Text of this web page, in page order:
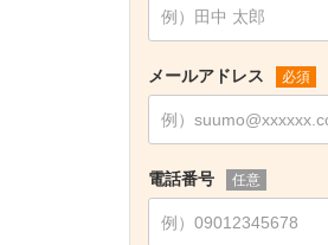
メールアドレス 必須
電話番号 任意